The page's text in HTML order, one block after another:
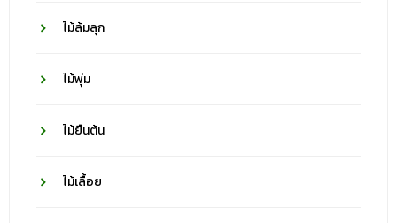
ไม้ล้มลุก
ไม้พุ่ม
ไม้ยืนต้น
ไม้เลื้อย